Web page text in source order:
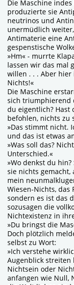
Die Maschine
produzierte sie
neutrinos und
unermüdlich
Antimaterie eine
gespenstische
»Hm« - murrte
lassen wir das mal
willen . . . Aber
Nichts!«
Die Maschine
sich triumphierend
du eigentlich? Hast
befohlen, nichts zu
»Das stimmt nicht.
und das ist etwas
»Was soll das?
Unterschied.«
»Wo denkst du
sie nichts gemacht,
mein
Wiesen-Nichts, das
sondern es ist das
sozusagen die
Nichtexistenz in
»Du bringst die
Doch plötzlich
selbst zu Wort:
»Ich verstehe
Augenblick streiten
Nichtsein oder
anfangen wie Null,